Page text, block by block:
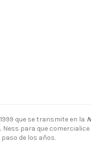
que se transmite en la
para que comercialice
de los años.